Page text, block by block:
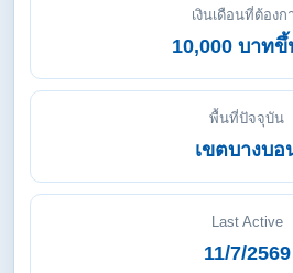
เงินเดือนที่ต้องก
10,000 บาทขึ้
พื้นที่ปัจจุบัน
เขตบางบอ
Last Active
11/7/2569